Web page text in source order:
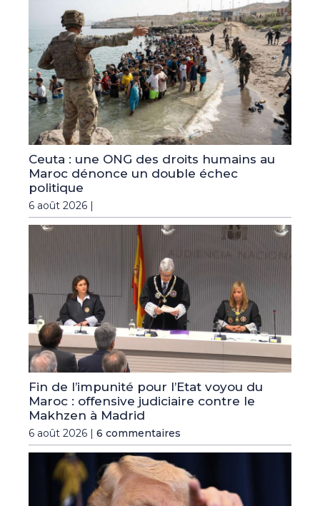
Ceuta : une ONG des droits humains au
Maroc dénonce un double échec
politique
6 août 2026 |
Fin de l’impunité pour l’Etat voyou du
Maroc : offensive judiciaire contre le
Makhzen à Madrid
6 août 2026 | 6 commentaires